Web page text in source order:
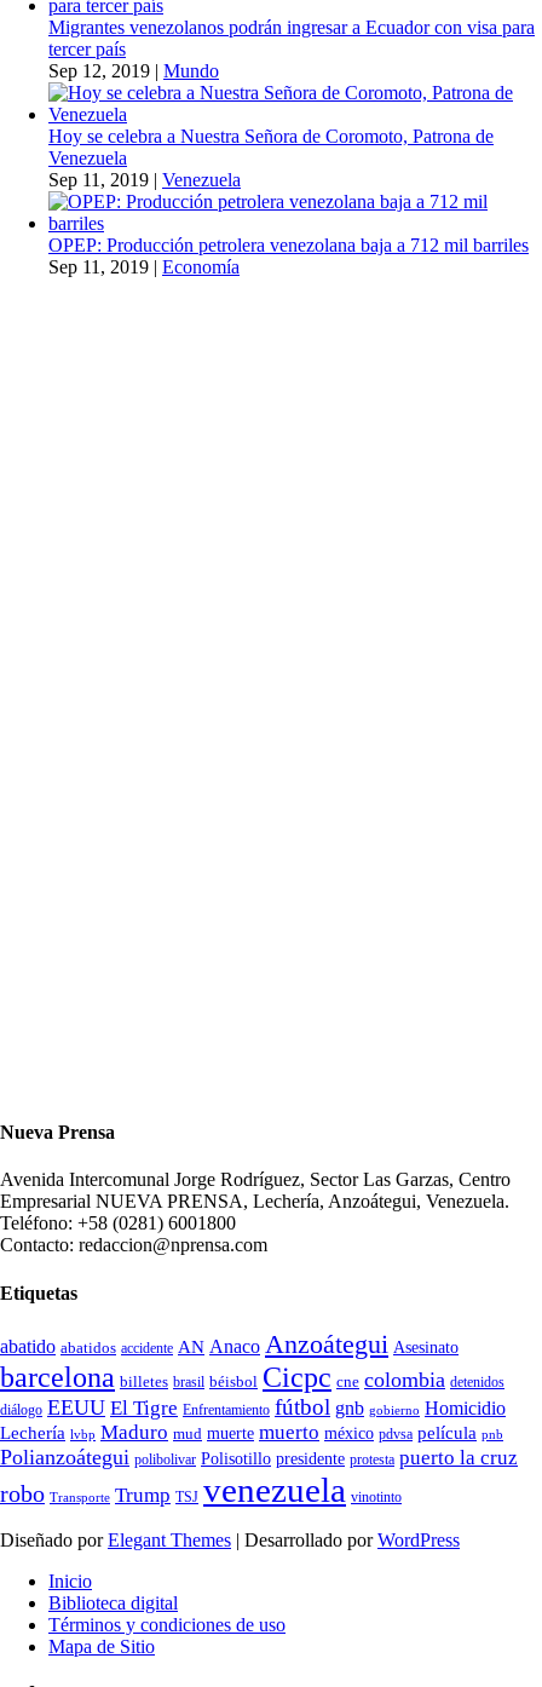
Migrantes venezolanos podrán ingresar a Ecuador con visa para
tercer país
Sep 12, 2019 | Mundo
Hoy se celebra a Nuestra Señora de Coromoto, Patrona de
Venezuela
Sep 11, 2019 | Venezuela
OPEP: Producción petrolera venezolana baja a 712 mil barriles
Sep 11, 2019 | Economía
Nueva Prensa
Avenida Intercomunal Jorge Rodríguez, Sector Las Garzas, Centro
Empresarial NUEVA PRENSA, Lechería, Anzoátegui, Venezuela.
Teléfono: +58 (0281) 6001800
Contacto: redaccion@nprensa.com
Etiquetas
abatido abatidos accidente AN Anaco Anzoátegui Asesinato
barcelona billetes brasil béisbol Cicpc cne colombia detenidos
diálogo EEUU El Tigre Enfrentamiento fútbol gnb gobierno Homicidio
Lechería lvbp Maduro mud muerte muerto méxico pdvsa película pnb
Polianzoátegui polibolivar Polisotillo presidente protesta puerto la cruz
robo Transporte Trump TSJ venezuela vinotinto
Diseñado porElegant Themes | Desarrollado porWordPress
Inicio
Biblioteca digital
Términos y condiciones de uso
Mapa de Sitio